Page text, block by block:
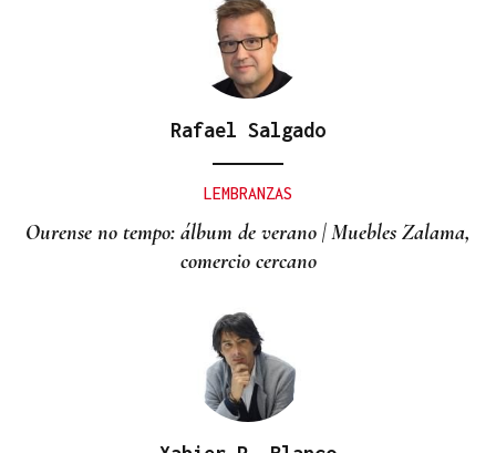
Rafael Salgado
LEMBRANZAS
Ourense no tempo: álbum de verano | Muebles Zalama,
comercio cercano